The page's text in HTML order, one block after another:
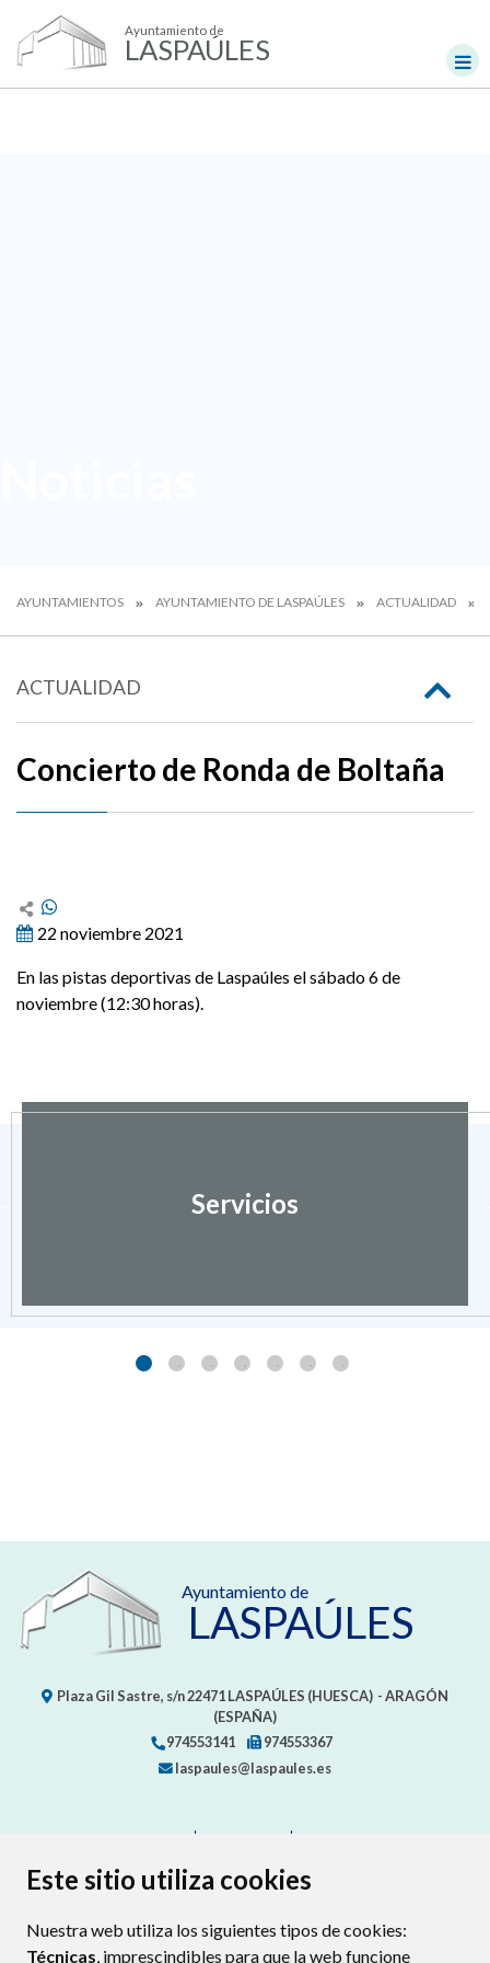
Este sitio utiliza cookies
Nuestra web utiliza los siguientes tipos de cookies:
Técnicas, imprescindibles para que la web funcione
Ayuntamiento de
LASPAÚLES
AYUNTAMIENTOS AYUNTAMIENTO DE LASPAÚLES ACTUALIDAD
ACTUALIDAD
Concierto de Ronda de Boltaña
22 noviembre 2021
En las pistas deportivas de Laspaúles el sábado 6 de
noviembre (12:30 horas).
Servicios
Ayuntamiento de
LASPAÚLES
Plaza Gil Sastre, s/n22471LASPAÚLES (HUESCA) - ARAGÓN
(ESPAÑA)
974553141
974553367
laspaules@laspaules.es
PROTECCIÓN DE DATOS
POLÍTICA DE COOKIES